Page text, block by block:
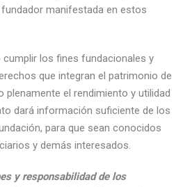
manifestada en estos
los fines fundacionales y
que integran el patrimonio de
plenamente el rendimiento y utilidad
dará información suficiente de los
para que sean conocidos
y demás interesados.
y responsabilidad de los